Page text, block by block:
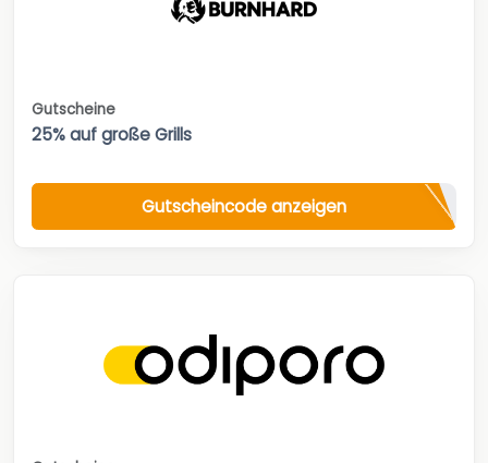
Gutscheine
25% auf große Grills
Gutscheincode anzeigen